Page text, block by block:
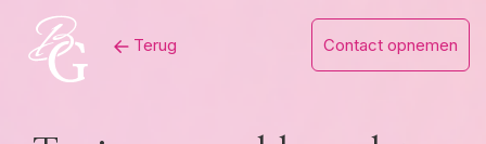
content
Terug Contact opnemen